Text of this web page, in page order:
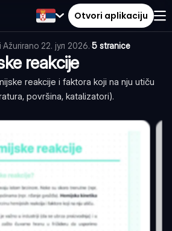
Otvori aplikaciju
·Ažurirano 22. јул 2026.·5 stranice
reakcije
reakcije i faktora koji na nju utiču
površina, katalizatori).